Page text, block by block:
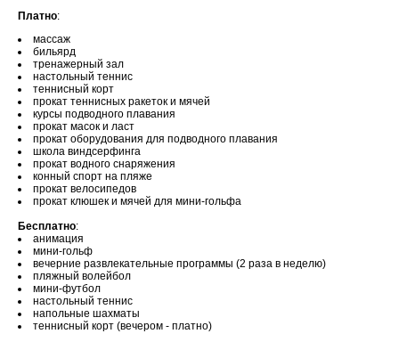
Платно:
массаж
бильярд
тренажерный зал
настольный теннис
теннисный корт
прокат теннисных ракеток и мячей
курсы подводного плавания
прокат масок и ласт
прокат оборудования для подводного плавания
школа виндсерфинга
прокат водного снаряжения
конный спорт на пляже
прокат велосипедов
прокат клюшек и мячей для мини-гольфа
Бесплатно:
анимация
мини-гольф
вечерние развлекательные программы (2 раза в неделю)
пляжный волейбол
мини-футбол
настольный теннис
напольные шахматы
теннисный корт (вечером - платно)